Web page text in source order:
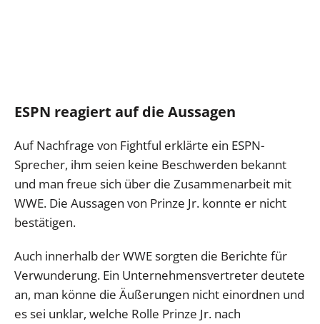
ESPN reagiert auf die Aussagen
Auf Nachfrage von Fightful erklärte ein ESPN-
Sprecher, ihm seien keine Beschwerden bekannt
und man freue sich über die Zusammenarbeit mit
WWE. Die Aussagen von Prinze Jr. konnte er nicht
bestätigen.
Auch innerhalb der WWE sorgten die Berichte für
Verwunderung. Ein Unternehmensvertreter deutete
an, man könne die Äußerungen nicht einordnen und
es sei unklar, welche Rolle Prinze Jr. nach